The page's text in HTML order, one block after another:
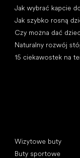
Jak wybrać kapcie
Jak szybko rosną
Czy można dać
Naturalny rozwój
15 ciekawostek na
Wizytowe buty
Buty sportowe